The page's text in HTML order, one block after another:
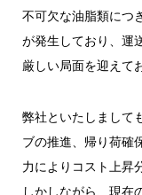
不可欠な油脂類につ
が発生しており、運
厳しい局面を迎えて
弊社といたしまして
ブの推進、帰り荷確
力によりコスト上昇
しかしながら、現在